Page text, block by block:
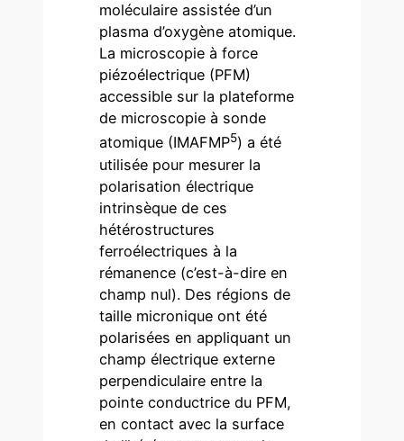
moléculaire assistée d’un
plasma d’oxygène atomique.
La microscopie à force
piézoélectrique (PFM)
accessible sur la plateforme
de microscopie à sonde
atomique (IMAFMP5) a été
utilisée pour mesurer la
polarisation électrique
intrinsèque de ces
hétérostructures
ferroélectriques à la
rémanence (c’est-à-dire en
champ nul). Des régions de
taille micronique ont été
polarisées en appliquant un
champ électrique externe
perpendiculaire entre la
pointe conductrice du PFM,
en contact avec la surface